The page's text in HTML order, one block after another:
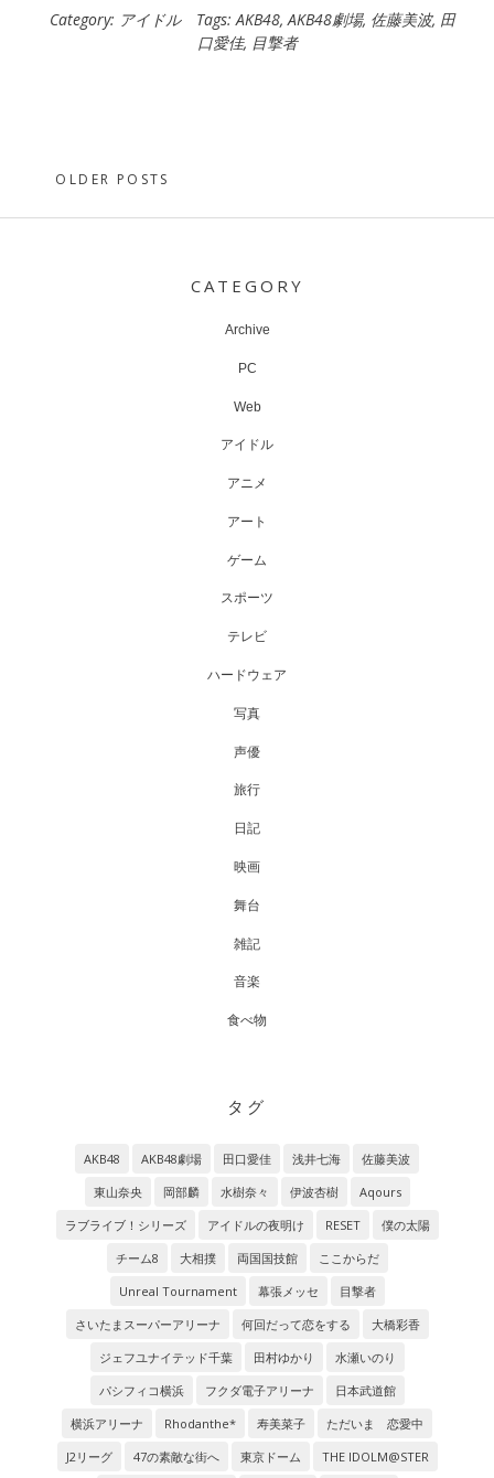
Category: アイドル Tags:AKB48,AKB48劇場, 佐藤美波, 田
口愛佳, 目撃者
Posts
navigation
OLDER POSTS
CATEGORY
Archive
PC
Web
アイドル
アニメ
アート
ゲーム
スポーツ
テレビ
ハードウェア
写真
声優
旅行
日記
映画
舞台
雑記
音楽
食べ物
タグ
AKB48 AKB48劇場 田口愛佳 浅井七海
佐藤美波
東山奈央
岡部麟 水樹奈々 伊波杏樹
Aqours
ラブライブ！シリーズ
アイドルの夜明け RESET
僕の太陽
チーム8
大相撲 両国国技館
ここからだ
Unreal Tournament
幕張メッセ
目撃者
さいたまスーパーアリーナ
何回だって恋をする
大橋彩香
ジェフユナイテッド千葉
田村ゆかり
水瀬いのり
パシフィコ横浜
フクダ電子アリーナ
日本武道館
横浜アリーナ
Rhodanthe* 寿美菜子
ただいま 恋愛中
J2リーグ
47の素敵な街へ 東京ドーム THE IDOLM@STER